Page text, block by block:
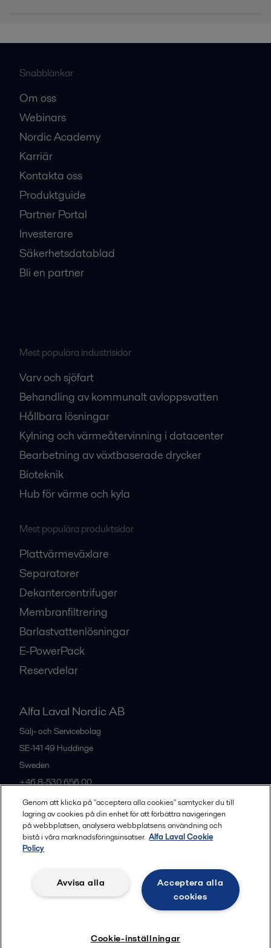
Selection guide - Dedicated oil coolers,
2016-10-25 342 kB
Snabblänkar
Om oss
Webinars
Nordic Academy
Karriär
Kontakta oss
Produktguide
Partner Portal
Investerare
Säkerhetsdatablad
Bli en partner
Mest populära industrisidor
Varv och sjöfart
Behandling av kommunalt avloppsvatten
Hållbara lösningar
Kylning och värmeåtervinning i datacenter
Bearbetning av växtbaserade drycker
Bioteknik
Hub för värme och kyla
Mest populära produktsidor
Plattvärmeväxlare
Separatorer
Dekantercentrifuger
Membranfiltrering
Barlastvattenlösningar
E-PowerPack
Reservdelar
Alfa Laval Nordic AB
Sälj- och Servicebolag
SE-141 49 Huddinge
Sweden
+46 8-530 656 00
Alla kontor och partners
© 2015-2026, ALFA LAVAL
Legal terms and conditions
Community guidelines
Genom att klicka på "acceptera alla cookies" samtycker du till
lagring av cookies på din enhet för att förbättra navigeringen
på webbplatsen, analysera webbplatsens användning och
bistå i våra marknadsföringsinsatser. Alfa Laval Cookie
Policy
Acceptera alla
cookies
Avvisa alla
Cookie-inställningar